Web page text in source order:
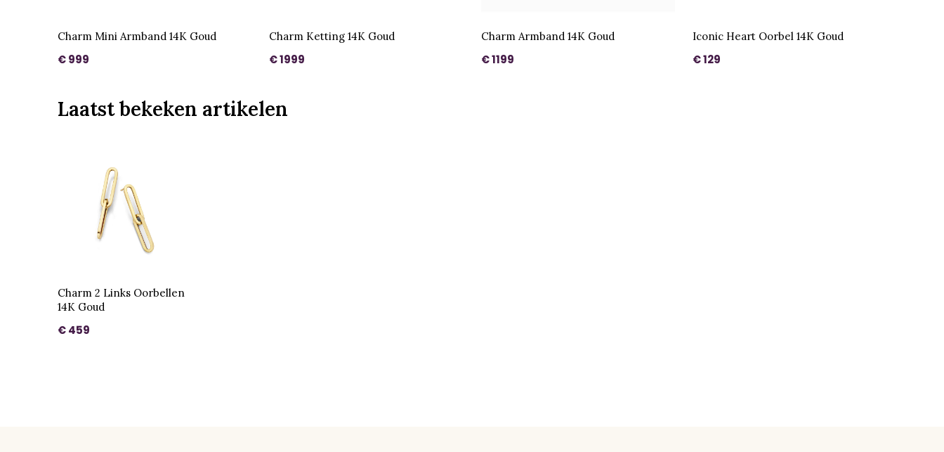
Charm Mini Armband 14K Goud
€ 999
Charm Ketting 14K Goud
€ 1999
Charm Armband 14K Goud
€ 1199
Iconic Heart Oorbel 14K Goud
€ 129
Laatst bekeken artikelen
Charm 2 Links Oorbellen
14K Goud
€ 459